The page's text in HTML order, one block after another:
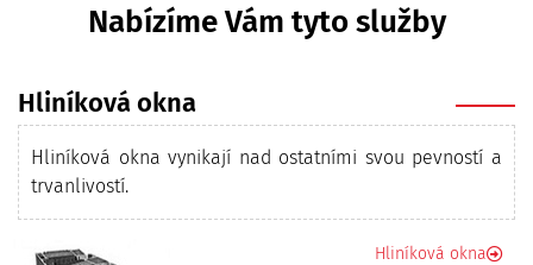
Nabízíme Vám tyto služby
Hliníková okna
Hliníková okna vynikají nad ostatními svou pevností a
trvanlivostí.
Hliníková okna